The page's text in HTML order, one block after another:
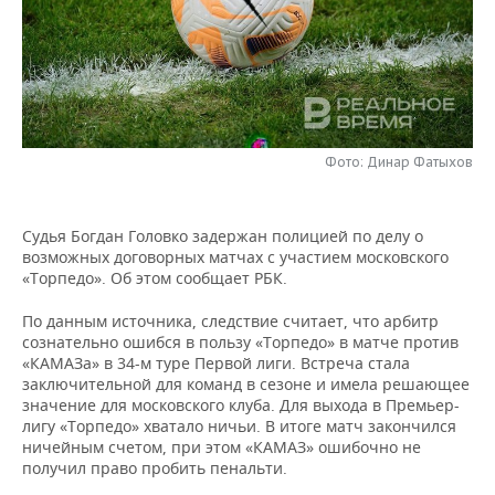
НЕФТЕХИМИЯ
НЕФТЬ
ОПК
РОЗНИЧНАЯ ТОРГОВЛЯ
ТРАНСПОРТ
УСЛУГИ
НОВОСТИ ТЕХНОЛОГИЙ
IT
МЕДИА
МЕРОПРИЯТИЯ
НОВОСТИ МЕРОПРИЯТИЙ
ВЫЕЗДНАЯ РЕДАКЦИЯ
ONLINE-КОНФЕРЕНЦИИ
СПОРТ
НОВОСТИ СПОРТА
ХОККЕЙ
ВОЛЕЙБОЛ
КИБЕРСПОРТ
ФИГУРНОЕ КАТАНИЕ
ОБЩЕСТВО
ВЛАСТЬ
ИСТОРИЯ
КУЛЬТУРА
МЕДИЦИНА
СЮЖЕТЫ
СПИСОК ПЕРСОН
СПИСОК КОМПАНИЙ
ПОЛНАЯ ВЕРСИЯ
Фото: Динар Фатыхов
Судья Богдан Головко задержан полицией по делу о
возможных договорных матчах с участием московского
«Торпедо». Об этом сообщает РБК.
По данным источника, следствие считает, что арбитр
сознательно ошибся в пользу «Торпедо» в матче против
«КАМАЗа» в 34-м туре Первой лиги. Встреча стала
заключительной для команд в сезоне и имела решающее
значение для московского клуба. Для выхода в Премьер-
лигу «Торпедо» хватало ничьи. В итоге матч закончился
ничейным счетом, при этом «КАМАЗ» ошибочно не
получил право пробить пенальти.